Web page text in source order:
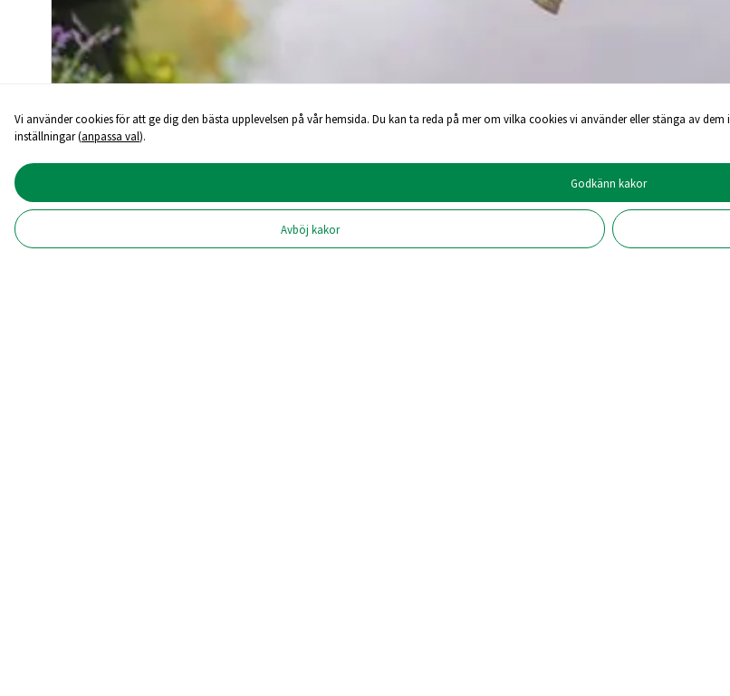
Vi använder cookies för att ge dig den bästa upplevelsen på vår hemsida. Du kan ta reda på mer om vilka cookies vi använder eller stänga av dem i
inställningar (anpassa val).
Godkänn kakor
Avböj kakor